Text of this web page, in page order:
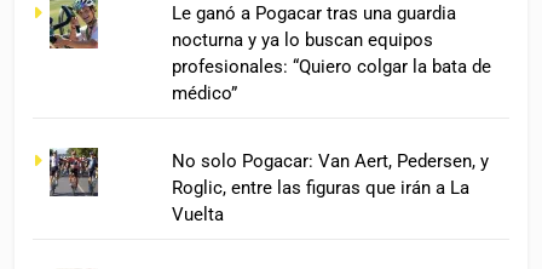
Le ganó a Pogacar tras una guardia
nocturna y ya lo buscan equipos
profesionales: “Quiero colgar la bata de
médico”
No solo Pogacar: Van Aert, Pedersen, y
Roglic, entre las figuras que irán a La
Vuelta